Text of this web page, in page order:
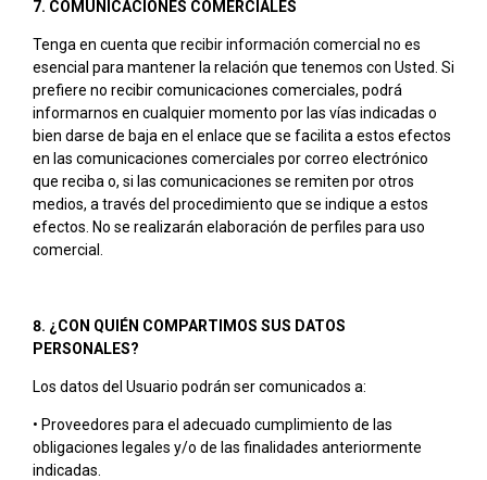
7. COMUNICACIONES COMERCIALES
Tenga en cuenta que recibir información comercial no es
esencial para mantener la relación que tenemos con Usted. Si
prefiere no recibir comunicaciones comerciales, podrá
informarnos en cualquier momento por las vías indicadas o
bien darse de baja en el enlace que se facilita a estos efectos
en las comunicaciones comerciales por correo electrónico
que reciba o, si las comunicaciones se remiten por otros
medios, a través del procedimiento que se indique a estos
efectos. No se realizarán elaboración de perfiles para uso
comercial.
8. ¿CON QUIÉN COMPARTIMOS SUS DATOS
PERSONALES?
Los datos del Usuario podrán ser comunicados a:
• Proveedores para el adecuado cumplimiento de las
obligaciones legales y/o de las finalidades anteriormente
indicadas.